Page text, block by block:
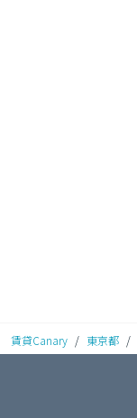
賃貸Canary / 東京都 /